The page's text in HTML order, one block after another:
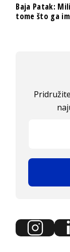
Baja Patak:
tome što ga